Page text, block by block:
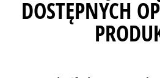
DOSTĘPNYCH